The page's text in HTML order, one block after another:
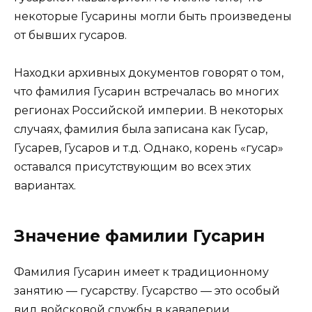
некоторые Гусарины могли быть произведены
от бывших гусаров.
Находки архивных документов говорят о том,
что фамилия Гусарин встречалась во многих
регионах Российской империи. В некоторых
случаях, фамилия была записана как Гусар,
Гусарев, Гусаров и т.д. Однако, корень «гусар»
оставался присутствующим во всех этих
вариантах.
Значение фамилии Гусарин
Фамилия Гусарин имеет к традиционному
занятию — гусарству. Гусарство — это особый